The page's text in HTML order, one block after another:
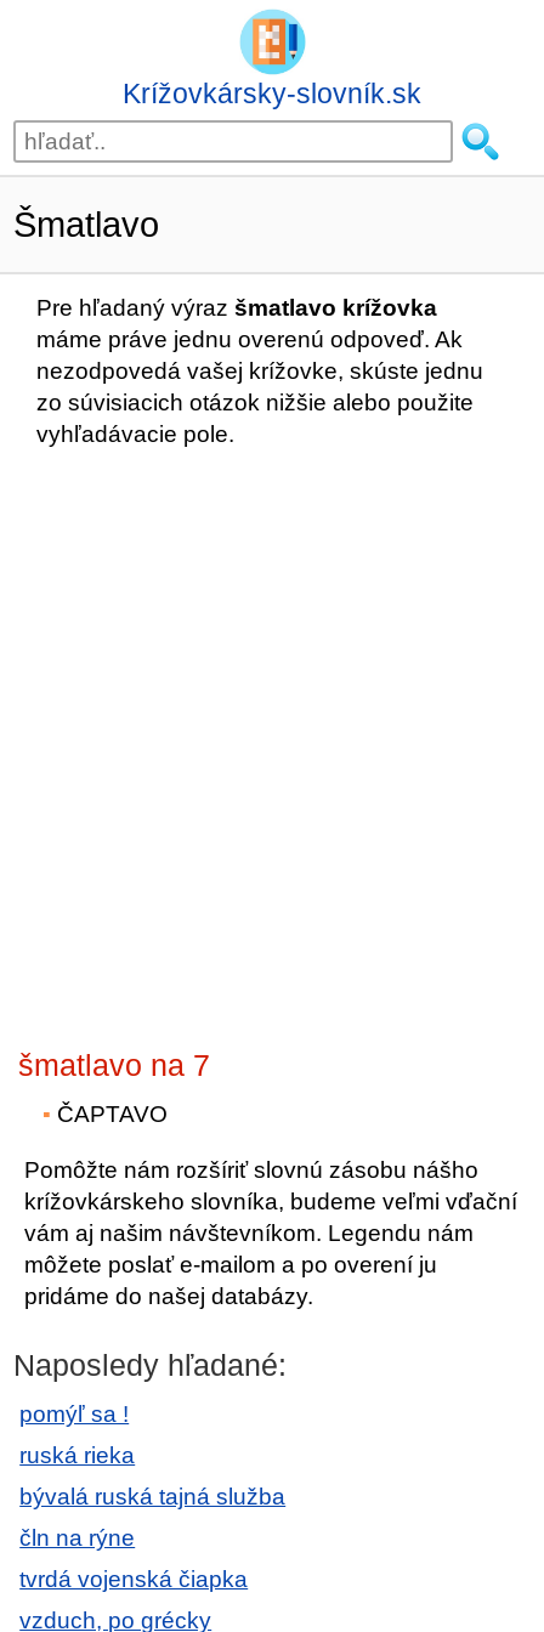
Krížovkársky-slovník.sk
Šmatlavo
Pre hľadaný výraz šmatlavo krížovka
máme práve jednu overenú odpoveď. Ak
nezodpovedá vašej krížovke, skúste jednu
zo súvisiacich otázok nižšie alebo použite
vyhľadávacie pole.
šmatlavo na 7
ČAPTAVO
Pomôžte nám rozšíriť slovnú zásobu nášho
krížovkárskeho slovníka, budeme veľmi vďační
vám aj našim návštevníkom. Legendu nám
môžete poslať e-mailom a po overení ju
pridáme do našej databázy.
Naposledy hľadané:
pomýľ sa !
ruská rieka
bývalá ruská tajná služba
čln na rýne
tvrdá vojenská čiapka
vzduch, po grécky